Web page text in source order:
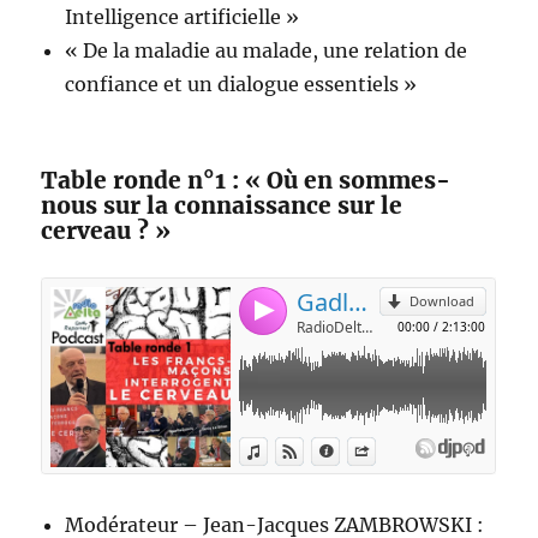
Intelligence artificielle »
« De la maladie au malade, une relation de
confiance et un dialogue essentiels »
Table ronde n°1 : « Où en sommes-
nous sur la connaissance sur le
cerveau ? »
Modérateur – Jean-Jacques ZAMBROWSKI :